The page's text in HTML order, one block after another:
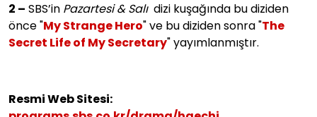
2 – SBS’in Pazartesi & Salıdizi kuşağında bu diziden
önce "My Strange Hero" ve bu diziden sonra "The
Secret Life of My Secretary" yayımlanmıştır.
Resmi Web Sitesi: